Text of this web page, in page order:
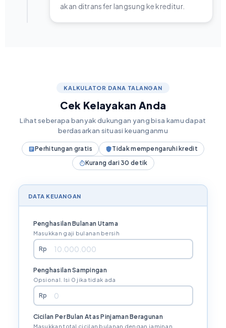
akan ditransfer langsung ke kreditur.
KALKULATOR DANA TALANGAN
Cek Kelayakan Anda
Lihat seberapa banyak dukungan yang bisa kamu dapat
berdasarkan situasi keuanganmu
Perhitungan gratis
Tidak mempengaruhi kredit
Kurang dari 30 detik
DATA KEUANGAN
Penghasilan Bulanan Utama
Masukkan gaji bulanan bersih
Rp
Penghasilan Sampingan
Opsional. Isi 0 jika tidak ada
Rp
Cicilan Per Bulan Atas Pinjaman Beragunan
Masukkan total cicilan bulanan dengan jaminan